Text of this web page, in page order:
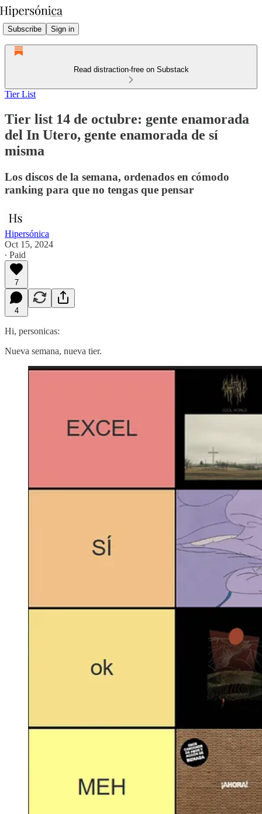
Subscribe Sign in
Read distraction-free on Substack
Tier List
Tier list 14 de octubre: gente enamorada
del In Utero, gente enamorada de sí
misma
Los discos de la semana, ordenados en cómodo
ranking para que no tengas que pensar
Hipersónica
Oct 15, 2024
∙ Paid
7
4
Hi, personicas:
Nueva semana, nueva tier.